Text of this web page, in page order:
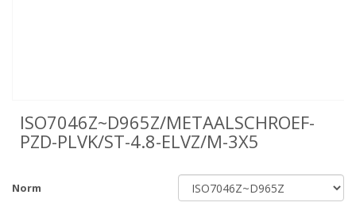
ISO7046Z~D965Z/METAALSCHROEF-
PZD-PLVK/ST-4.8-ELVZ/M-3X5
Norm